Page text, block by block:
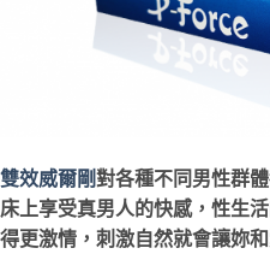
雙效威爾剛對各種不同男性群
床上享受真男人的快感，性生
得更激情，刺激自然就會讓妳